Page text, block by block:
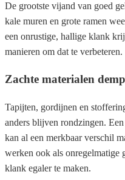
De grootste vijand van goed
kale muren en grote ramen
een onrustige, hallige klank
manieren om dat te verbeteren.
Zachte materialen
Tapijten, gordijnen en
anders blijven rondzingen.
kan al een merkbaar verschil
werken ook als onregelmatige
klank egaler te maken.